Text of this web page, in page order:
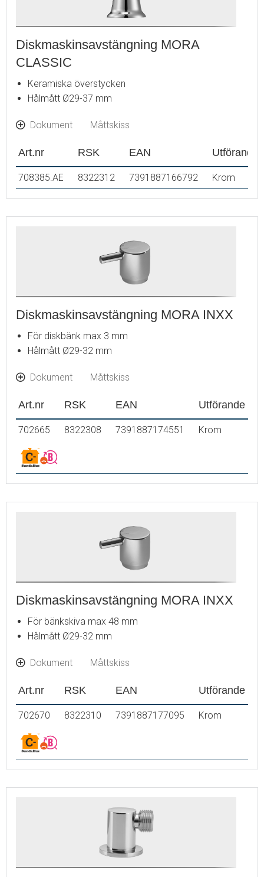
Diskmaskinsavstängning MORA
CLASSIC
Keramiska överstycken
Hålmått Ø29-37 mm
Dokument Måttskiss
Art.nr RSK EAN Utförande
708385.AE 8322312 7391887166792 Krom
Diskmaskinsavstängning MORA INXX
För diskbänk max 3 mm
Hålmått Ø29-32 mm
Dokument Måttskiss
Art.nr RSK EAN Utförande
702665 8322308 7391887174551 Krom
Diskmaskinsavstängning MORA INXX
För bänkskiva max 48 mm
Hålmått Ø29-32 mm
Dokument Måttskiss
Art.nr RSK EAN Utförande
702670 8322310 7391887177095 Krom